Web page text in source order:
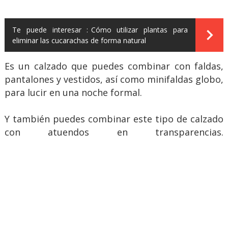
Te puede interesar : Cómo utilizar plantas para
eliminar las cucarachas de forma natural
Es un calzado que puedes combinar con faldas,
pantalones y vestidos, así como minifaldas globo,
para lucir en una noche formal.
Y también puedes combinar este tipo de calzado
con atuendos en transparencias.